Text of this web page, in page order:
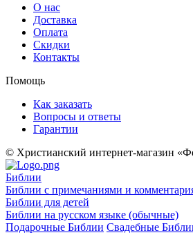
О нас
Доставка
Оплата
Скидки
Контакты
Помощь
Как заказать
Вопросы и ответы
Гарантии
© Христианский интернет-магазин
Библии
Библии с примечаниями и
Библии для детей
Библии на русском языке (обычные)
Подарочные Библии Свадебные